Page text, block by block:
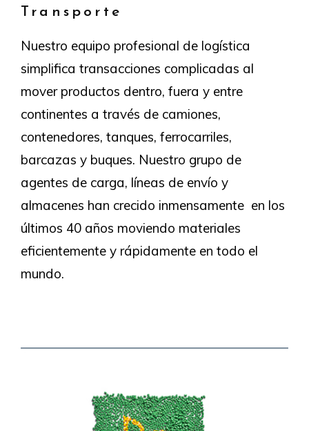
Transporte
Nuestro equipo profesional de logística
simplifica transacciones complicadas al
mover productos dentro, fuera y entre
continentes a través de camiones,
contenedores, tanques, ferrocarriles,
barcazas y buques. Nuestro grupo de
agentes de carga, líneas de envío y
almacenes han crecido inmensamente en los
últimos 40 años moviendo materiales
eficientemente y rápidamente en todo el
mundo.